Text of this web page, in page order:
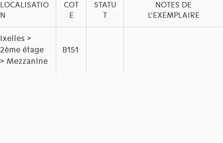
LOCALISATIO
N
COT
E
STATU
T
NOTES DE
L'EXEMPLAIRE
Ixelles >
2ème étage
> Mezzanine
B151